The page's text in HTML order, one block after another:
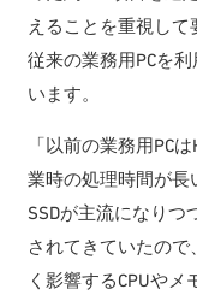
えることを重視し
従来の業務用PCを
います。
「以前の業務用PC
業時の処理時間が長
SSDが主流になりつ
されてきていたの
く影響するCPUや